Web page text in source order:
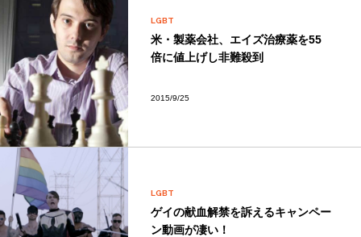
LGBT
米・製薬会社、エイズ治療薬を55
倍に値上げし非難殺到
2015/9/25
LGBT
ゲイの献血解禁を訴えるキャンペー
ン動画が凄い！